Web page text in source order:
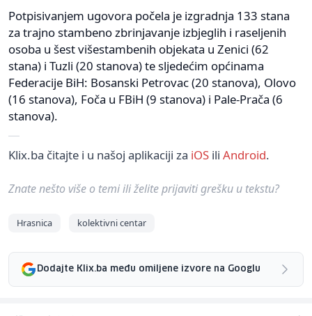
Potpisivanjem ugovora počela je izgradnja 133 stana
za trajno stambeno zbrinjavanje izbjeglih i raseljenih
osoba u šest višestambenih objekata u Zenici (62
stana) i Tuzli (20 stanova) te sljedećim općinama
Federacije BiH: Bosanski Petrovac (20 stanova), Olovo
(16 stanova), Foča u FBiH (9 stanova) i Pale-Prača (6
stanova).
Klix.ba čitajte i u našoj aplikaciji za iOS ili Android.
Znate nešto više o temi ili želite prijaviti grešku u tekstu?
Hrasnica kolektivni centar
Dodajte Klix.ba među omiljene izvore na Googlu